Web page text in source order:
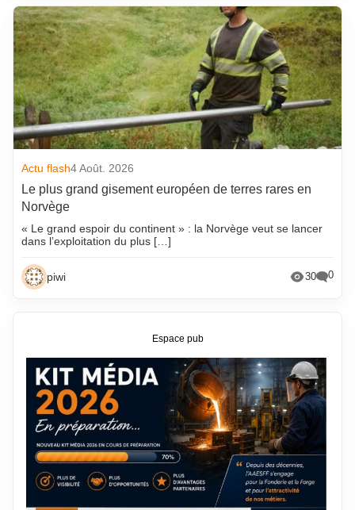
Actu flash4 Août. 2026
Le plus grand gisement européen de terres rares en
Norvège
« Le grand espoir du continent » : la Norvège veut se lancer
dans l’exploitation du plus […]
piwi 30 0
Espace pub